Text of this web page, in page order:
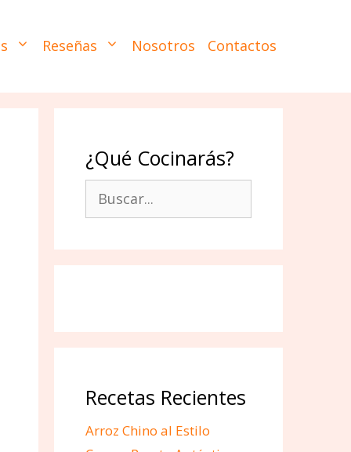
Reseñas Nosotros Contactos
¿Qué Cocinarás?
Buscar:
Recetas Recientes
Arroz Chino al Estilo